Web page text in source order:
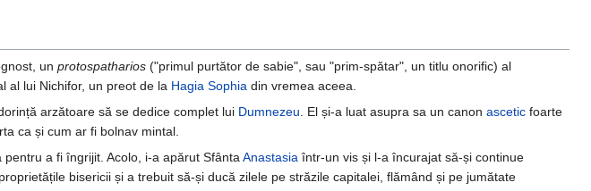
un protospatharios ("primul purtător de sabie", sau "prim-spătar", un titlu onorific) al
al lui Nichifor, un preot de la Hagia Sophia din vremea aceea.
arzătoare să se dedice complet lui Dumnezeu. El și-a luat asupra sa un canon ascetic foarte
ca și cum ar fi bolnav mintal.
a fi îngrijit. Acolo, i-a apărut SfântaAnastasia într-un vis și l-a încurajat să-și continue
bisericii și a trebuit să-și ducă zilele pe străzile capitalei, flămând și pe jumătate